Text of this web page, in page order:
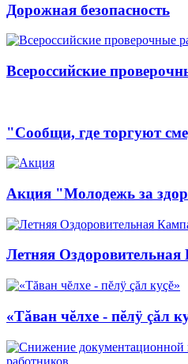
Дорожная безопасность
Всероссийские
"Сообщи, где торгуют
Акция "Молодежь за
Летняя
«Тăван чĕлхе - пĕлÿ çăл